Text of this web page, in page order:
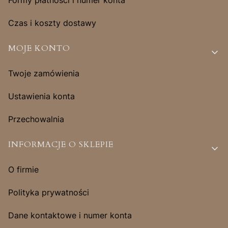
Czas i koszty dostawy
MOJE KONTO
Twoje zamówienia
Ustawienia konta
Przechowalnia
INFORMACJE O SKLEPIE
O firmie
Polityka prywatności
Dane kontaktowe i numer konta